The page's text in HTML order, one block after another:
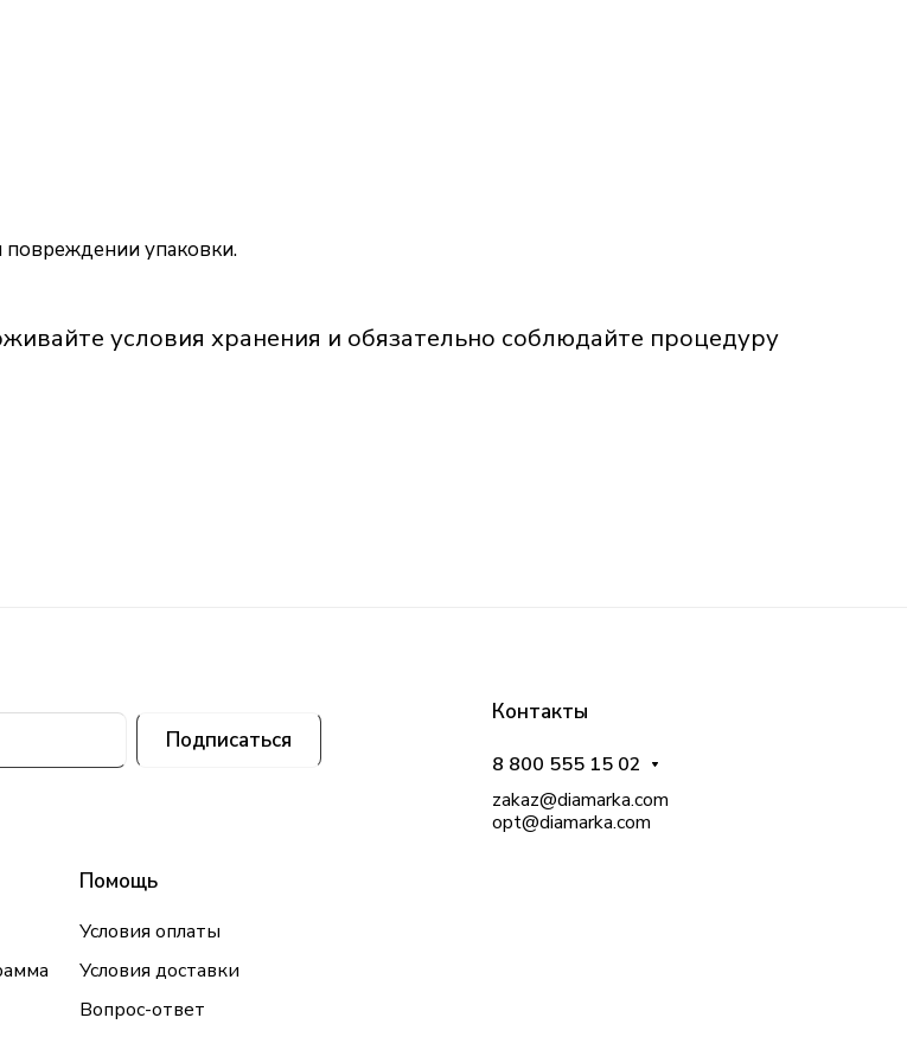
повреждении упаковки.
условия хранения и обязательно соблюдайте процедуру
Подписаться
Помощь
Условия оплаты
Условия доставки
Вопрос-ответ
Контакты
8 800 555 15 02
zakaz@diamarka.com
opt@diamarka.com